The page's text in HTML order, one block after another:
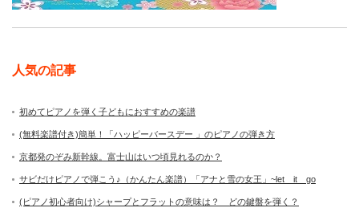
人気の記事
初めてピアノを弾く子どもにおすすめの楽譜
(無料楽譜付き)簡単！「ハッピーバースデー 」のピアノの弾き方
京都発のぞみ新幹線。富士山はいつ頃見れるのか？
サビだけピアノで弾こう♪（かんたん楽譜）「アナと雪の女王」~let it go
(ピアノ初心者向け)シャープとフラットの意味は？ どの鍵盤を弾く？